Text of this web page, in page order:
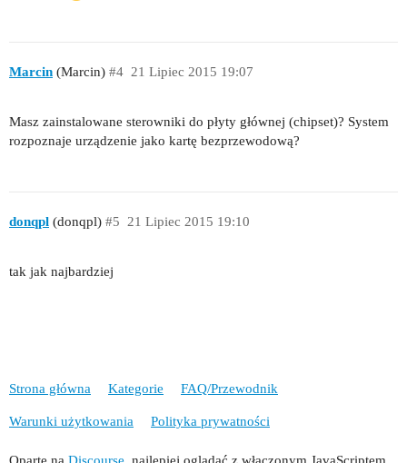
Marcin (Marcin) 21 Lipiec 2015 19:07
#4
Masz zainstalowane sterowniki do płyty głównej (chipset)? System
rozpoznaje urządzenie jako kartę bezprzewodową?
donqpl (donqpl) 21 Lipiec 2015 19:10
#5
tak jak najbardziej
Strona główna Kategorie FAQ/Przewodnik
Warunki użytkowania Polityka prywatności